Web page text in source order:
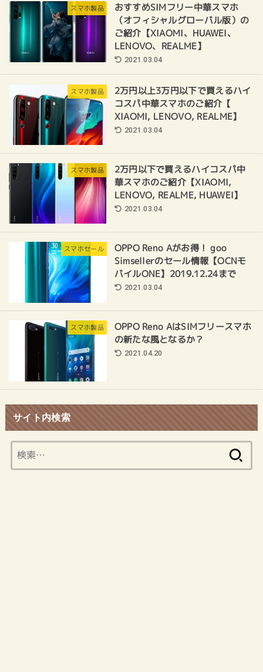
スマホ製品
おすすめSIMフリー中華スマホ
（オフィシャルグローバル版）の
ご紹介【XIAOMI、HUAWEI、
LENOVO、REALME】
2021.03.04
スマホ製品
2万円以上3万円以下で買えるハイ
コスパ中華スマホのご紹介【
XIAOMI, LENOVO, REALME】
2021.03.04
スマホ製品
2万円以下で買えるハイコスパ中
華スマホのご紹介【XIAOMI,
LENOVO, REALME, HUAWEI】
2021.03.04
スマホセール
OPPO Reno Aがお得！ goo
Simsellerのセール情報【OCNモ
バイルONE】2019.12.24まで
2021.03.04
スマホ製品
OPPO Reno AはSIMフリースマホ
の新たな風となるか？
2021.04.20
サイト内検索
索: